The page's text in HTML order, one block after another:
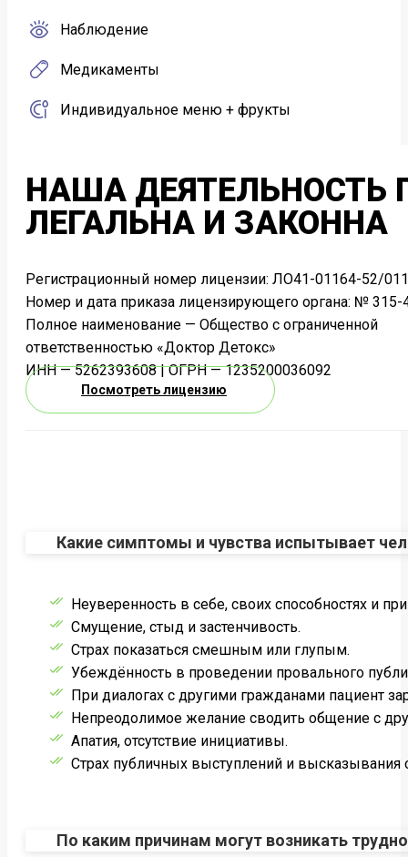
Наблюдение
Медикаменты
Индивидуальное меню + фрукты
НАША ДЕЯТЕЛЬНОСТЬ
ЛЕГАЛЬНА И ЗАКОННА
Регистрационный номер лицензии: ЛО41-01164-52/
Номер и дата приказа лицензирующего органа: №
Полное наименование — Общество с ограниченной
ответственностью «Доктор Детокс»
ИНН — 5262393608 | ОГРН — 1235200036092
Посмотреть лицензию
Какие симптомы и чувства испытывает
Неуверенность в себе, своих способностях и
Смущение, стыд и застенчивость.
Страх показаться смешным или глупым.
Убеждённость в проведении провального
При диалогах с другими гражданами пациент
Непреодолимое желание сводить общение с
Апатия, отсутствие инициативы.
Страх публичных выступлений и высказывания
По каким причинам могут возникать